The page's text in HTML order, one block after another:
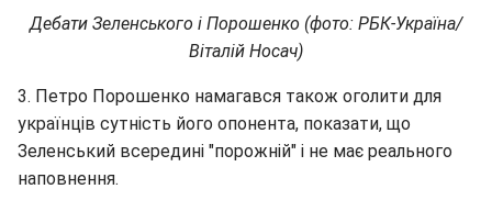
Дебати Зеленського і Порошенко (фото: РБК-Україна/
Віталій Носач)
3. Петро Порошенко намагався також оголити для
українців сутність його опонента, показати, що
Зеленський всередині "порожній" і не має реального
наповнення.